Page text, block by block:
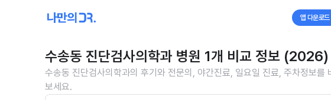
앱 다운로드
수송동 진단검사의학과 병원 1개 비교 정보 (2026)
수송동 진단검사의학과의 후기와 전문의, 야간진료, 일요일 진료, 주차정보를
보세요.